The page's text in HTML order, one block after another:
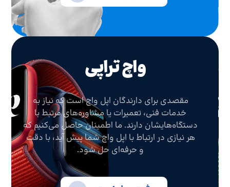
واچ تراپی
مقصدی برای دارندگان اپل واچ است که نیاز به
خدمات فنی، تعمیرات یا مشاوره‌های مرتبط با
دستگاه‌هایشان دارند. ما اطمینان حاصل می‌کنیم که
هر نیازی در ارتباط با اپل واچ شما پیش آید، با دقت
و حرفه‌ای حل شود.